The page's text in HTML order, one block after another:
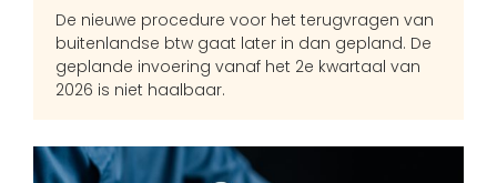
De nieuwe procedure voor het terugvragen van
buitenlandse btw gaat later in dan gepland. De
geplande invoering vanaf het 2e kwartaal van
2026 is niet haalbaar.